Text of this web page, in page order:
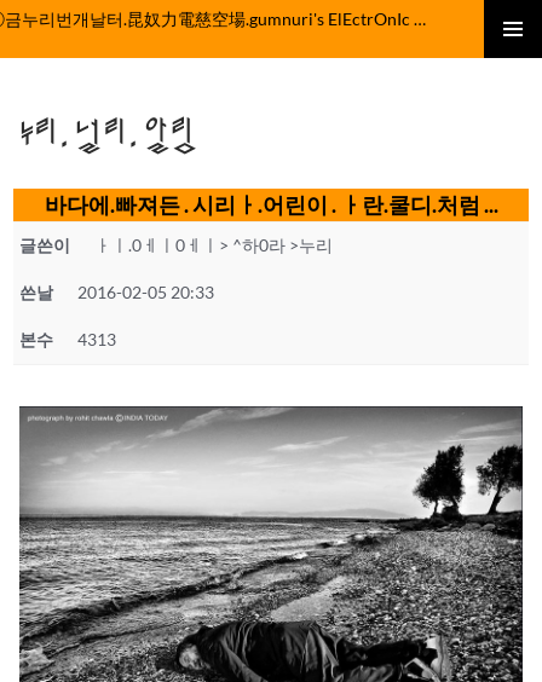
컨
뛰
기
ⓒ금누리번개날터.昆奴力電慈空場.gumnuri's ElEctrOnIc fActOrY
누리.널리.알림
바다에.빠져든 . 시리ㅏ.어린이 . ㅏ란.쿨디.처럼 ...
글쓴이 ㅏㅣ.0ㅔㅣ0ㅔㅣ> ^하0라 >누리
쓴날 2016-02-05 20:33
본수 4313